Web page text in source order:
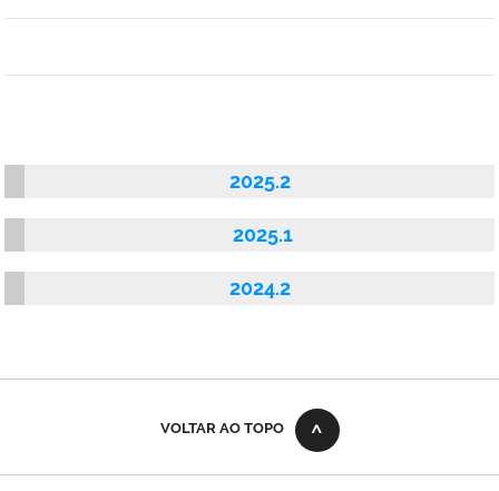
2025.2
2025.1
2024.2
VOLTAR AO TOPO